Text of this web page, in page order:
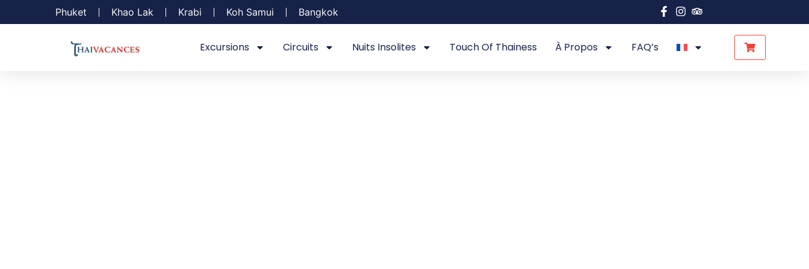
Phuket Khao Lak Krabi Koh Samui Bangkok
Excursions Circuits Nuits Insolites Touch Of Thainess À Propos FAQ’s